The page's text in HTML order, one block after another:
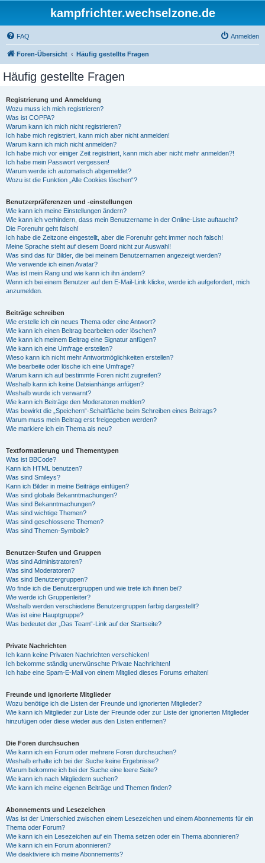
kampfrichter.wechselzone.de
FAQ Anmelden
Foren-Übersicht Häufig gestellte Fragen
Häufig gestellte Fragen
Registrierung und Anmeldung
Wozu muss ich mich registrieren?
Was ist COPPA?
Warum kann ich mich nicht registrieren?
Ich habe mich registriert, kann mich aber nicht anmelden!
Warum kann ich mich nicht anmelden?
Ich habe mich vor einiger Zeit registriert, kann mich aber nicht mehr anmelden?!
Ich habe mein Passwort vergessen!
Warum werde ich automatisch abgemeldet?
Wozu ist die Funktion „Alle Cookies löschen“?
Benutzerpräferenzen und -einstellungen
Wie kann ich meine Einstellungen ändern?
Wie kann ich verhindern, dass mein Benutzername in der Online-Liste auftaucht?
Die Forenuhr geht falsch!
Ich habe die Zeitzone eingestellt, aber die Forenuhr geht immer noch falsch!
Meine Sprache steht auf diesem Board nicht zur Auswahl!
Was sind das für Bilder, die bei meinem Benutzernamen angezeigt werden?
Wie verwende ich einen Avatar?
Was ist mein Rang und wie kann ich ihn ändern?
Wenn ich bei einem Benutzer auf den E-Mail-Link klicke, werde ich aufgefordert, mich
anzumelden.
Beiträge schreiben
Wie erstelle ich ein neues Thema oder eine Antwort?
Wie kann ich einen Beitrag bearbeiten oder löschen?
Wie kann ich meinem Beitrag eine Signatur anfügen?
Wie kann ich eine Umfrage erstellen?
Wieso kann ich nicht mehr Antwortmöglichkeiten erstellen?
Wie bearbeite oder lösche ich eine Umfrage?
Warum kann ich auf bestimmte Foren nicht zugreifen?
Weshalb kann ich keine Dateianhänge anfügen?
Weshalb wurde ich verwarnt?
Wie kann ich Beiträge den Moderatoren melden?
Was bewirkt die „Speichern“-Schaltfläche beim Schreiben eines Beitrags?
Warum muss mein Beitrag erst freigegeben werden?
Wie markiere ich ein Thema als neu?
Textformatierung und Thementypen
Was ist BBCode?
Kann ich HTML benutzen?
Was sind Smileys?
Kann ich Bilder in meine Beiträge einfügen?
Was sind globale Bekanntmachungen?
Was sind Bekanntmachungen?
Was sind wichtige Themen?
Was sind geschlossene Themen?
Was sind Themen-Symbole?
Benutzer-Stufen und Gruppen
Was sind Administratoren?
Was sind Moderatoren?
Was sind Benutzergruppen?
Wo finde ich die Benutzergruppen und wie trete ich ihnen bei?
Wie werde ich Gruppenleiter?
Weshalb werden verschiedene Benutzergruppen farbig dargestellt?
Was ist eine Hauptgruppe?
Was bedeutet der „Das Team“-Link auf der Startseite?
Private Nachrichten
Ich kann keine Privaten Nachrichten verschicken!
Ich bekomme ständig unerwünschte Private Nachrichten!
Ich habe eine Spam-E-Mail von einem Mitglied dieses Forums erhalten!
Freunde und ignorierte Mitglieder
Wozu benötige ich die Listen der Freunde und ignorierten Mitglieder?
Wie kann ich Mitglieder zur Liste der Freunde oder zur Liste der ignorierten Mitglieder
hinzufügen oder diese wieder aus den Listen entfernen?
Die Foren durchsuchen
Wie kann ich ein Forum oder mehrere Foren durchsuchen?
Weshalb erhalte ich bei der Suche keine Ergebnisse?
Warum bekomme ich bei der Suche eine leere Seite?
Wie kann ich nach Mitgliedern suchen?
Wie kann ich meine eigenen Beiträge und Themen finden?
Abonnements und Lesezeichen
Was ist der Unterschied zwischen einem Lesezeichen und einem Abonnements für ein
Thema oder Forum?
Wie kann ich ein Lesezeichen auf ein Thema setzen oder ein Thema abonnieren?
Wie kann ich ein Forum abonnieren?
Wie deaktiviere ich meine Abonnements?